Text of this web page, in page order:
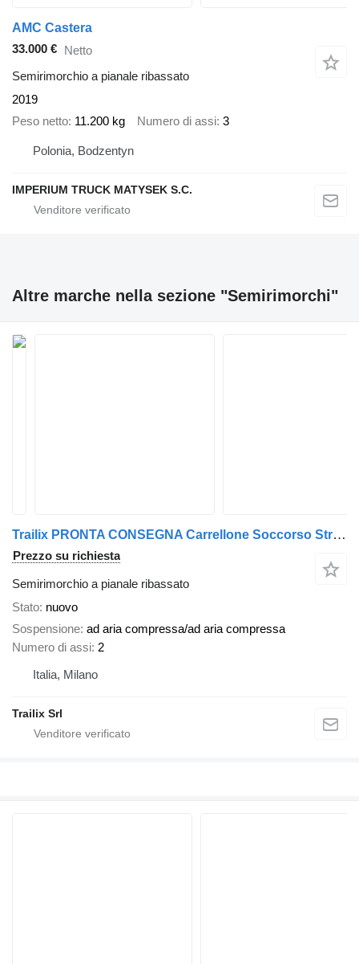
AMC Castera
33.000 € Netto
Semirimorchio a pianale ribassato
2019
Peso netto 11.200 kg Numero di assi 3
Polonia, Bodzentyn
IMPERIUM TRUCK MATYSEK S.C.
Altre marche nella sezione "Semirimorchi"
Trailix PRONTA CONSEGNA Carrellone Soccorso Stradale Vasca
Prezzo su richiesta
Semirimorchio a pianale ribassato
Stato nuovo
Sospensione ad aria compressa/ad aria compressa
Numero di assi 2
Italia, Milano
Trailix Srl